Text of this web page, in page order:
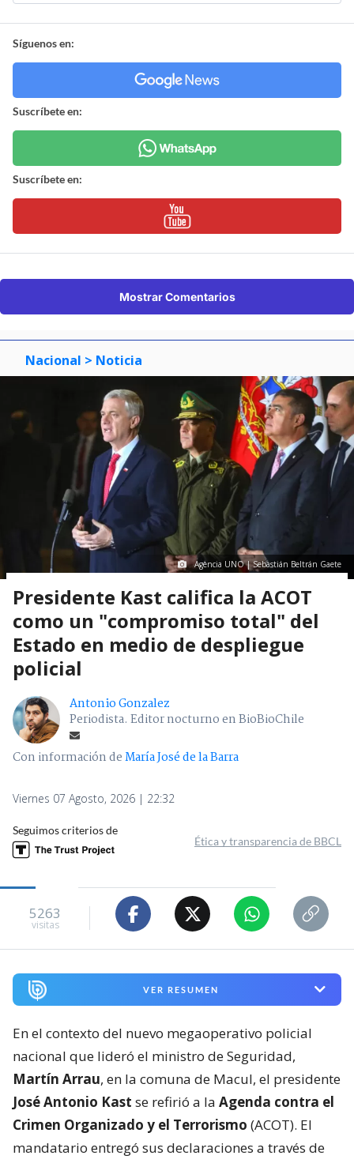
Síguenos en:
Suscríbete en:
Suscríbete en:
Mostrar Comentarios
Nacional > Noticia
Agencia UNO | Sebastián Beltrán Gaete
Presidente Kast califica la ACOT
como un "compromiso total" del
Estado en medio de despliegue
policial
Antonio Gonzalez
Periodista. Editor nocturno en BioBioChile
Con información deMaría José de la Barra
Viernes 07 Agosto, 2026 | 22:32
Seguimos criterios de
Ética y transparencia de BBCL
5263
visitas
VER RESUMEN
En el contexto del nuevo megaoperativo policial
nacional que lideró el ministro de Seguridad,
Martín Arrau, en la comuna de Macul, el presidente
José Antonio Kast se refirió a la Agenda contra el
Crimen Organizado y el Terrorismo (ACOT). El
mandatario entregó sus declaraciones a través de